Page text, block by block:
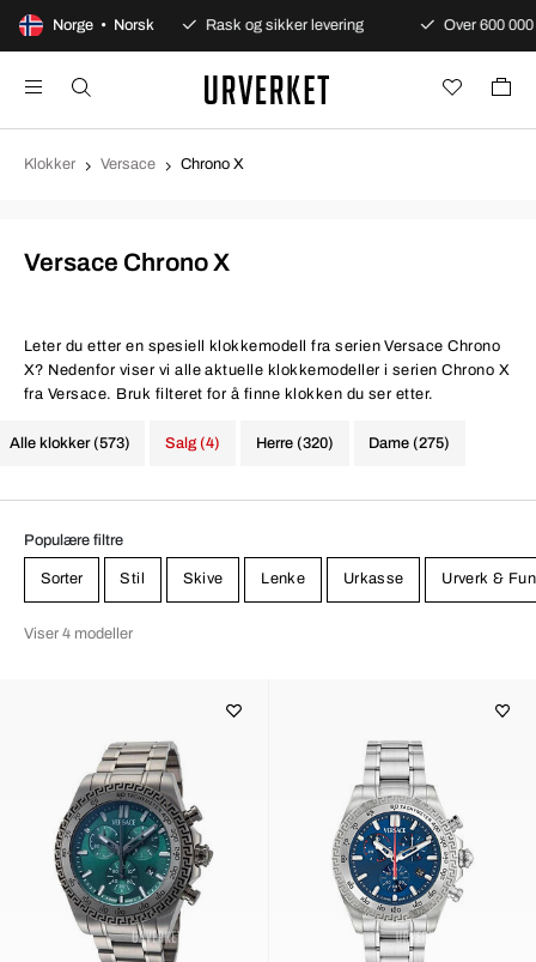
Norge • Norsk
Alltid garanti Rask og sikker levering Over 600 000
Klokker Versace Chrono X
Versace Chrono X
Leter du etter en spesiell klokkemodell fra serien Versace Chrono
X? Nedenfor viser vi alle aktuelle klokkemodeller i serien Chrono X
fra Versace. Bruk filteret for å finne klokken du ser etter.
Alle klokker (573) Herre (320) Dame (275)
Salg (4)
Populære filtre
Sorter Stil Skive Lenke Urkasse Urverk &
Viser 4 modeller